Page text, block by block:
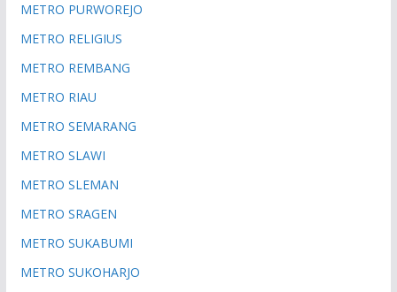
METRO PURWOREJO
METRO RELIGIUS
METRO REMBANG
METRO RIAU
METRO SEMARANG
METRO SLAWI
METRO SLEMAN
METRO SRAGEN
METRO SUKABUMI
METRO SUKOHARJO